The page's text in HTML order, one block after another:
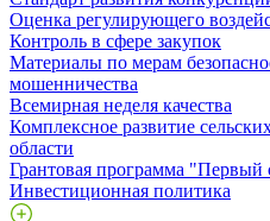
Оценка регулирующего
Контроль в сфере закупок
Материалы по мерам
мошенничества
Всемирная неделя качества
Комплексное развитие
области
Грантовая программа "Первый
Инвестиционная политика